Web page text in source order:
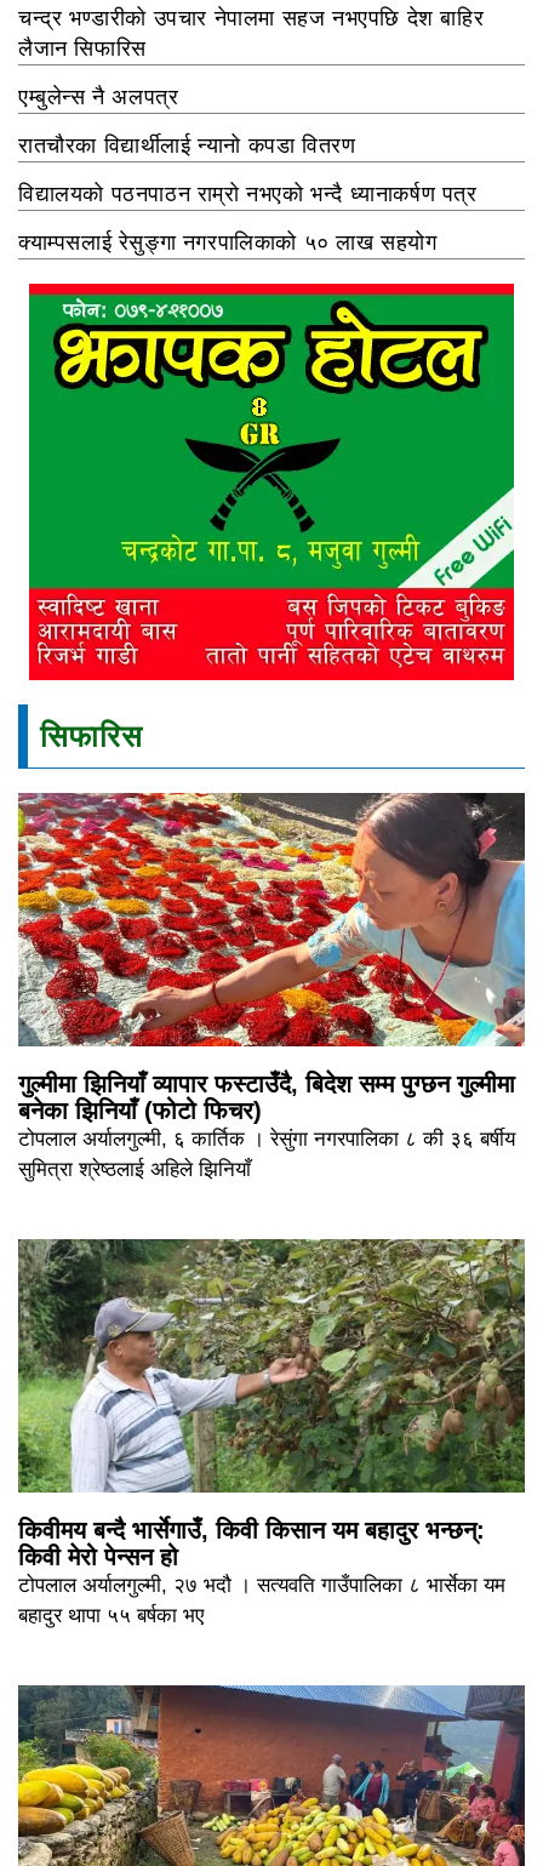
चन्द्र भण्डारीको उपचार नेपालमा सहज नभएपछि देश बाहिर
लैजान सिफारिस
एम्बुलेन्स नै अलपत्र
रातचौरका विद्यार्थीलाई न्यानो कपडा वितरण
विद्यालयको पठनपाठन राम्रो नभएको भन्दै ध्यानाकर्षण पत्र
क्याम्पसलाई रेसुङ्गा नगरपालिकाको ५० लाख सहयोग
सिफारिस
गुल्मीमा झिनियाँ व्यापार फस्टाउँदै, बिदेश सम्म पुग्छन गुल्मीमा
बनेका झिनियाँ (फोटो फिचर)
टोपलाल अर्यालगुल्मी, ६ कार्तिक । रेसुंगा नगरपालिका ८ की ३६ बर्षीय
सुमित्रा श्रेष्ठलाई अहिले झिनियाँ
किवीमय बन्दै भार्सेगाउँ, किवी किसान यम बहादुर भन्छन्:
किवी मेरो पेन्सन हो
टोपलाल अर्यालगुल्मी, २७ भदौ । सत्यवति गाउँपालिका ८ भार्सेका यम
बहादुर थापा ५५ बर्षका भए